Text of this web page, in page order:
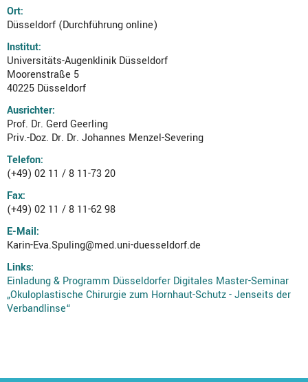
Ort:
Düsseldorf (Durchführung online)
Institut:
Universitäts-Augenklinik Düsseldorf
Moorenstraße 5
40225 Düsseldorf
Ausrichter:
Prof. Dr. Gerd Geerling
Priv.-Doz. Dr. Dr. Johannes Menzel-Severing
Telefon:
(+49) 02 11 / 8 11-73 20
Fax:
(+49) 02 11 / 8 11-62 98
E-Mail:
Karin-Eva.Spuling@med.uni-duesseldorf.de
Links:
Einladung & Programm Düsseldorfer Digitales Master-Seminar
„Okuloplastische Chirurgie zum Hornhaut-Schutz - Jenseits der
Verbandlinse“